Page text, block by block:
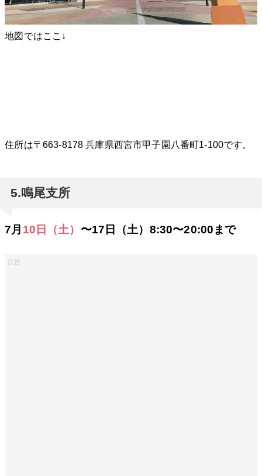
地図ではここ↓
住所は〒663-8178 兵庫県西宮市甲子園八番町1-100です。
5.鳴尾支所
7月 10日（土） 〜17日（土）8:30〜20:00まで